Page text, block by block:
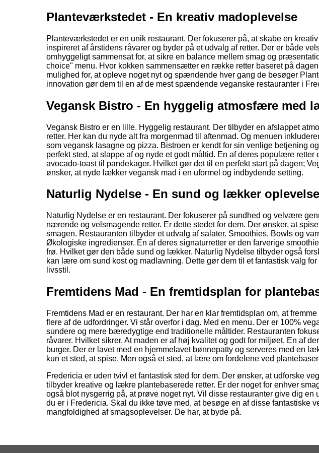
Planteværkstedet - En kreativ madoplevelse
Planteværkstedet er en unik restaurant. Der fokuserer på, at skabe en
inspireret af årstidens råvarer og byder på et udvalg af retter. Der er både
omhyggeligt sammensat for, at sikre en balance mellem smag og
choice" menu. Hvor kokken sammensætter en række retter baseret på
mulighed for, at opleve noget nyt og spændende hver gang de besøger
innovation gør dem til en af de mest spændende veganske restauranter i
Vegansk Bistro - En hyggelig atmosfære med
Vegansk Bistro er en lille. Hyggelig restaurant. Der tilbyder en afslappet
retter. Her kan du nyde alt fra morgenmad til aftenmad. Og menuen
som vegansk lasagne og pizza. Bistroen er kendt for sin venlige betjening
perfekt sted, at slappe af og nyde et godt måltid. En af deres populære
avocado-toast til pandekager. Hvilket gør det til en perfekt start på dagen;
ønsker, at nyde lækker vegansk mad i en uformel og indbydende setting.
Naturlig Nydelse - En sund og lækker oplevelse
Naturlig Nydelse er en restaurant. Der fokuserer på sundhed og velvære
nærende og velsmagende retter. Er dette stedet for dem. Der ønsker, at
smagen. Restauranten tilbyder et udvalg af salater. Smoothies. Bowls og
Økologiske ingredienser. En af deres signaturretter er den farverige
frø. Hvilket gør den både sund og lækker. Naturlig Nydelse tilbyder også
kan lære om sund kost og madlavning. Dette gør dem til et fantastisk valg
livsstil.
Fremtidens Mad - En fremtidsplan for
Fremtidens Mad er en restaurant. Der har en klar fremtidsplan om, at
flere af de udfordringer. Vi står overfor i dag. Med en menu. Der er 100%
sundere og mere bæredygtige end traditionelle måltider. Restauranten
råvarer. Hvilket sikrer. At maden er af høj kvalitet og godt for miljøet. En af
burger. Der er lavet med en hjemmelavet bønnepatty og serveres med en
kun et sted, at spise. Men også et sted, at lære om fordelene ved
Fredericia er uden tvivl et fantastisk sted for dem. Der ønsker, at udforske
tilbyder kreative og lækre plantebaserede retter. Er der noget for enhver
også blot nysgerrig på, at prøve noget nyt. Vil disse restauranter give dig
du er i Fredericia. Skal du ikke tøve med, at besøge en af disse fantastiske
mangfoldighed af smagsoplevelser. De har, at byde på.